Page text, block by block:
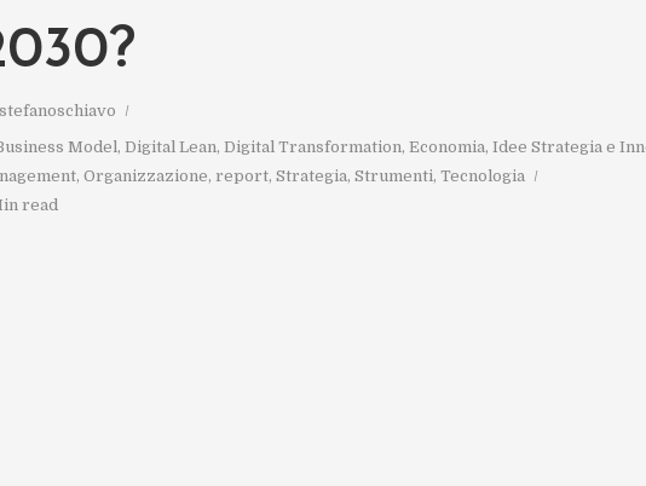
stefanoschiavo
Model, Digital Lean, Digital Transformation, Economia, Idee Strategia e
, Organizzazione, report, Strategia, Strumenti, Tecnologia
read